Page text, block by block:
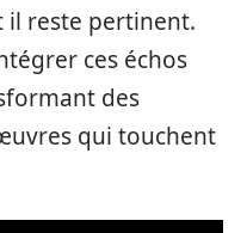
reste pertinent.
ces échos
des
qui touchent